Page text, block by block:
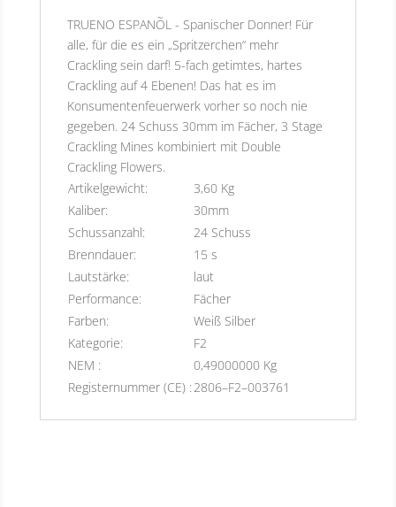
TRUENO ESPANÕL - Spanischer Donner! Für
alle, für die es ein „Spritzerchen“ mehr
Crackling sein darf! 5-fach getimtes, hartes
Crackling auf 4 Ebenen! Das hat es im
Konsumentenfeuerwerk vorher so noch nie
gegeben. 24 Schuss 30mm im Fächer, 3 Stage
Crackling Mines kombiniert mit Double
Crackling Flowers.
Artikelgewicht:
3,60 Kg
Kaliber:
30mm
Schussanzahl:
24 Schuss
Brenndauer:
15 s
Lautstärke:
laut
Performance:
Fächer
Farben:
Weiß Silber
Kategorie:
F2
NEM :
0,49000000 Kg
Registernummer (CE) : 2806–F2–003761